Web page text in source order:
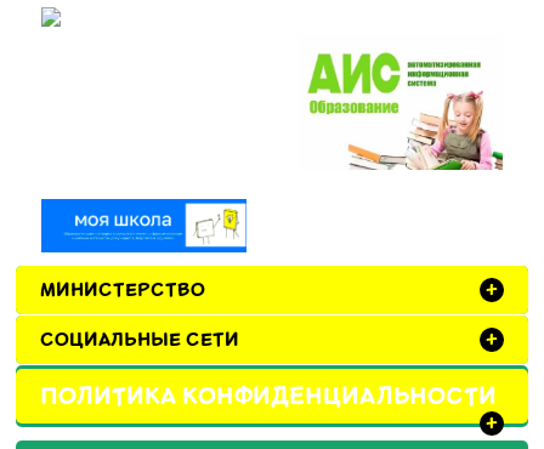
МИНИСТЕРСТВО +
СОЦИАЛЬНЫЕ СЕТИ +
ПОЛИТИКА КОНФИДЕНЦИАЛЬНОСТИ
+